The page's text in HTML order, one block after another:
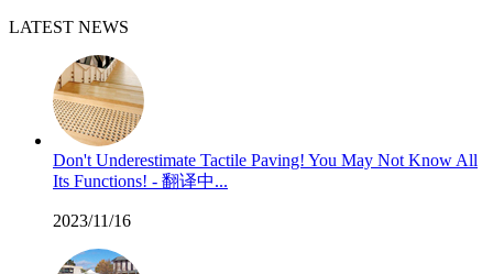
LATEST NEWS
Don't Underestimate Tactile Paving! You May Not Know All
Its Functions! - 翻译中...
2023/11/16